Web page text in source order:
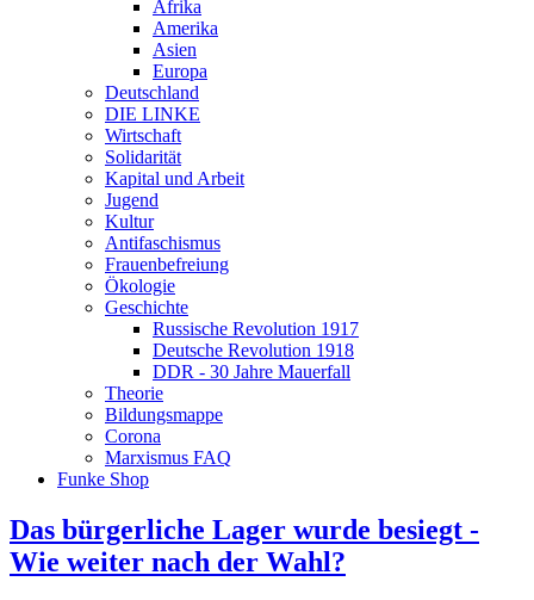
Afrika
Amerika
Asien
Europa
Deutschland
DIE LINKE
Wirtschaft
Solidarität
Kapital und Arbeit
Jugend
Kultur
Antifaschismus
Frauenbefreiung
Ökologie
Geschichte
Russische Revolution 1917
Deutsche Revolution 1918
DDR - 30 Jahre Mauerfall
Theorie
Bildungsmappe
Corona
Marxismus FAQ
Funke Shop
Das bürgerliche Lager wurde besiegt -
Wie weiter nach der Wahl?